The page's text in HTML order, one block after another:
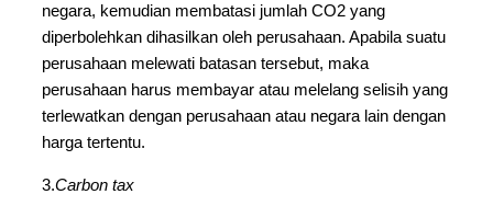
negara, kemudian membatasi jumlah CO2 yang
diperbolehkan dihasilkan oleh perusahaan. Apabila suatu
perusahaan melewati batasan tersebut, maka
perusahaan harus membayar atau melelang selisih yang
terlewatkan dengan perusahaan atau negara lain dengan
harga tertentu.
3.Carbon tax